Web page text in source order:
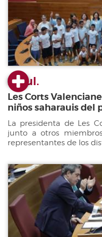
23 jul.
Les Corts
niños saharauis del
La presidenta de Les
junto a otros
representantes de los